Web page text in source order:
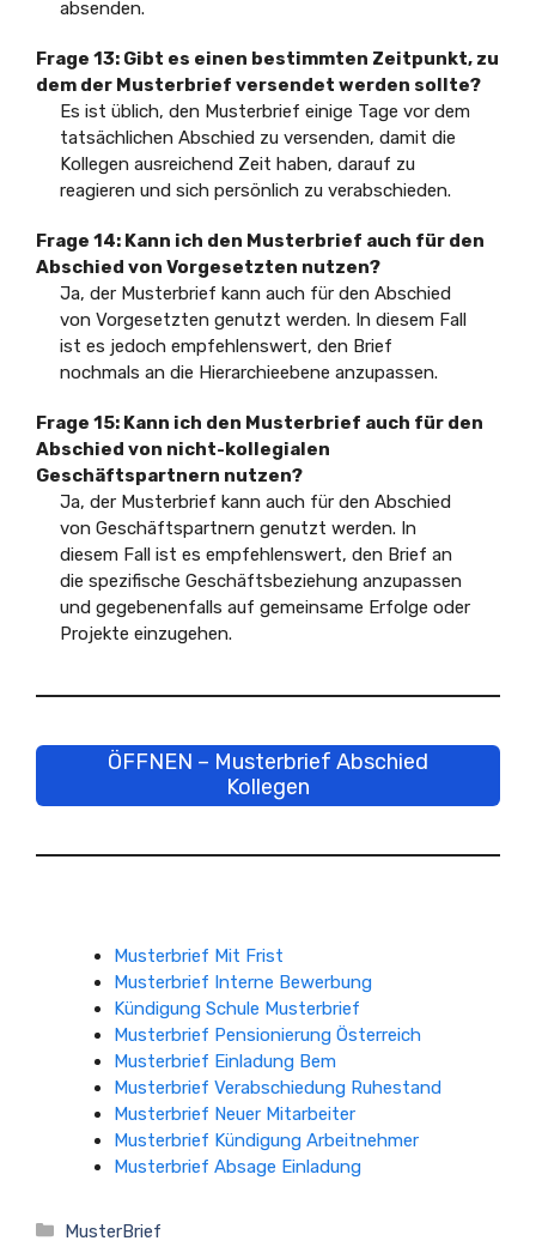
absenden.
Frage 13: Gibt es einen bestimmten Zeitpunkt, zu
dem der Musterbrief versendet werden sollte?
Es ist üblich, den Musterbrief einige Tage vor dem
tatsächlichen Abschied zu versenden, damit die
Kollegen ausreichend Zeit haben, darauf zu
reagieren und sich persönlich zu verabschieden.
Frage 14: Kann ich den Musterbrief auch für den
Abschied von Vorgesetzten nutzen?
Ja, der Musterbrief kann auch für den Abschied
von Vorgesetzten genutzt werden. In diesem Fall
ist es jedoch empfehlenswert, den Brief
nochmals an die Hierarchieebene anzupassen.
Frage 15: Kann ich den Musterbrief auch für den
Abschied von nicht-kollegialen
Geschäftspartnern nutzen?
Ja, der Musterbrief kann auch für den Abschied
von Geschäftspartnern genutzt werden. In
diesem Fall ist es empfehlenswert, den Brief an
die spezifische Geschäftsbeziehung anzupassen
und gegebenenfalls auf gemeinsame Erfolge oder
Projekte einzugehen.
ÖFFNEN – Musterbrief Abschied
Kollegen
Musterbrief Mit Frist
Musterbrief Interne Bewerbung
Kündigung Schule Musterbrief
Musterbrief Pensionierung Österreich
Musterbrief Einladung Bem
Musterbrief Verabschiedung Ruhestand
Musterbrief Neuer Mitarbeiter
Musterbrief Kündigung Arbeitnehmer
Musterbrief Absage Einladung
Kategorien
MusterBrief